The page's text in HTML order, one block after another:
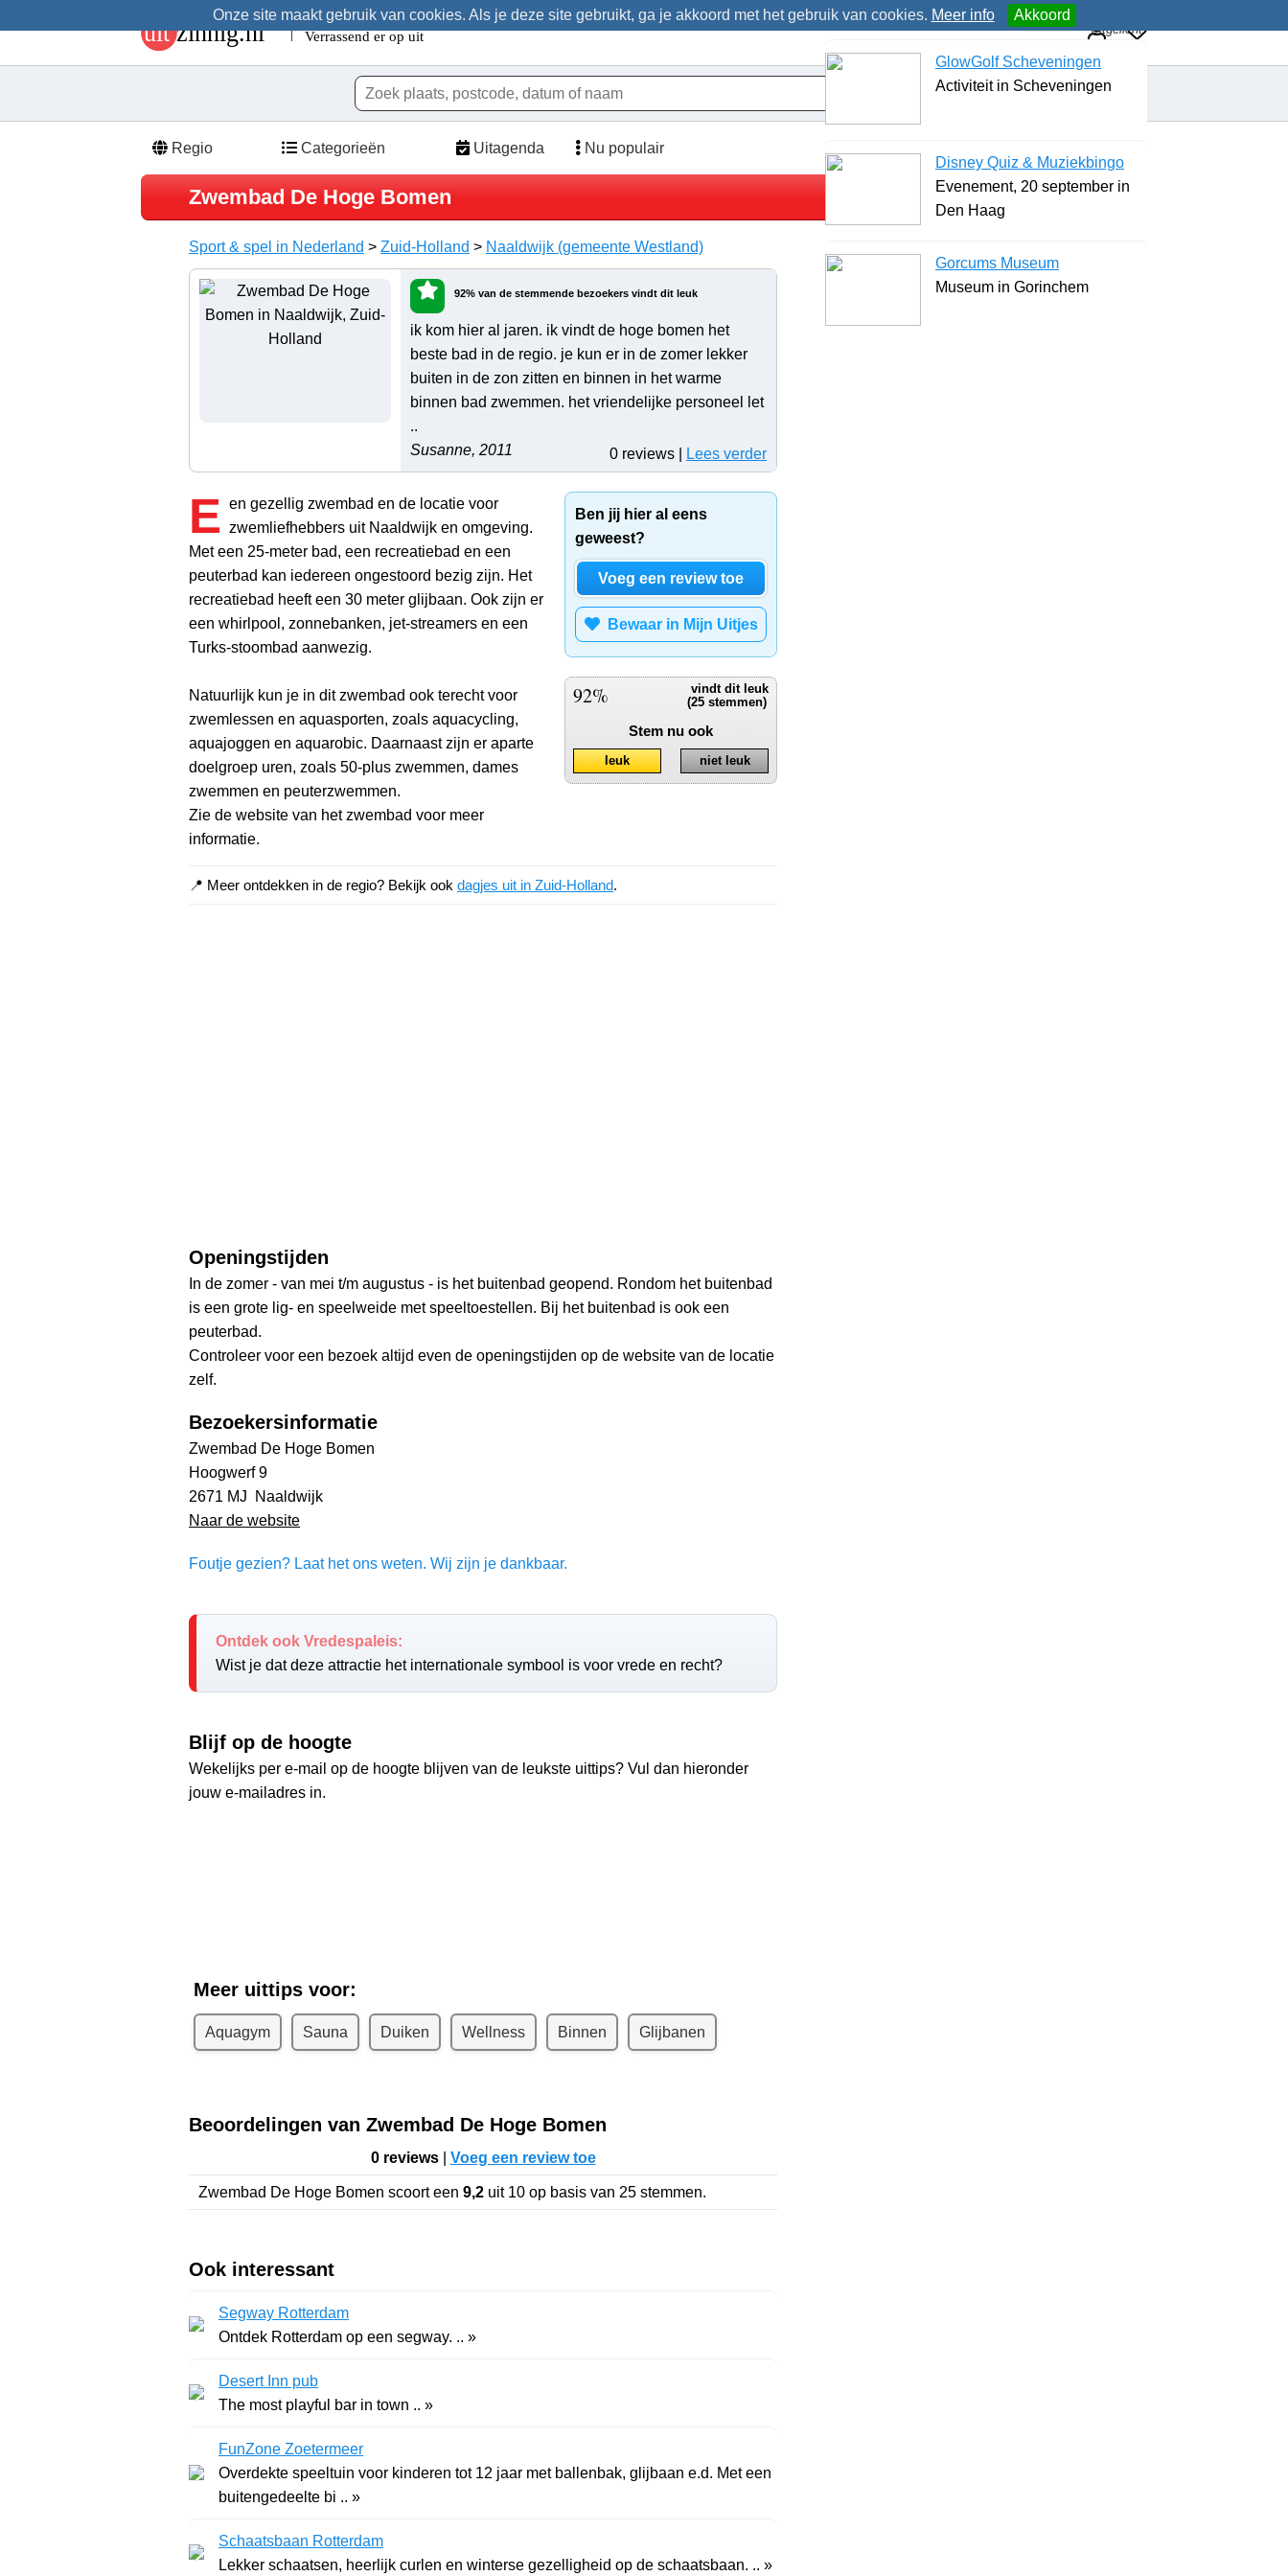
Onze site maakt gebruik van cookies. Als je deze site gebruikt, ga je akkoord met het gebruik van cookies. Meer info Akkoord
Regio Categorieën Uitagenda Nu populair
Zwembad De Hoge Bomen
Sport & spel in Nederland > Zuid-Holland > Naaldwijk (gemeente Westland)
92% van de stemmende bezoekers vindt dit leuk
ik kom hier al jaren. ik vindt de hoge bomen het
beste bad in de regio. je kun er in de zomer lekker
buiten in de zon zitten en binnen in het warme
binnen bad zwemmen. het vriendelijke personeel let
..
Susanne, 2011
0 reviews | Lees verder
Ben jij hier al eens
geweest?
Voeg een review toe
Bewaar in Mijn Uitjes
vindt dit leuk
(25 stemmen)
92%
Stem nu ook
leuk niet leuk
E en gezellig zwembad en de locatie voor
zwemliefhebbers uit Naaldwijk en omgeving.
Met een 25-meter bad, een recreatiebad en een
peuterbad kan iedereen ongestoord bezig zijn. Het
recreatiebad heeft een 30 meter glijbaan. Ook zijn er
een whirlpool, zonnebanken, jet-streamers en een
Turks-stoombad aanwezig.
Natuurlijk kun je in dit zwembad ook terecht voor
zwemlessen en aquasporten, zoals aquacycling,
aquajoggen en aquarobic. Daarnaast zijn er aparte
doelgroep uren, zoals 50-plus zwemmen, dames
zwemmen en peuterzwemmen.
Zie de website van het zwembad voor meer
informatie.
📍 Meer ontdekken in de regio? Bekijk ook dagjes uit in Zuid-Holland.
Openingstijden
In de zomer - van mei t/m augustus - is het buitenbad geopend. Rondom het buitenbad
is een grote lig- en speelweide met speeltoestellen. Bij het buitenbad is ook een
peuterbad.
Controleer voor een bezoek altijd even de openingstijden op de website van de locatie
zelf.
Bezoekersinformatie
Zwembad De Hoge Bomen
Hoogwerf 9
2671 MJ Naaldwijk
Naar de website
Foutje gezien? Laat het ons weten. Wij zijn je dankbaar.
Ontdek ook Vredespaleis:
Wist je dat deze attractie het internationale symbool is voor vrede en recht?
Blijf op de hoogte
Wekelijks per e-mail op de hoogte blijven van de leukste uittips? Vul dan hieronder
jouw e-mailadres in.
Meer uittips voor:
Aquagym Sauna Duiken Wellness Binnen Glijbanen
Beoordelingen van Zwembad De Hoge Bomen
0 reviews| Voeg een review toe
Zwembad De Hoge Bomen scoort een 9,2 uit 10 op basis van 25 stemmen.
Ook interessant
Segway Rotterdam
Ontdek Rotterdam op een segway. .. »
Desert Inn pub
The most playful bar in town .. »
FunZone Zoetermeer
Overdekte speeltuin voor kinderen tot 12 jaar met ballenbak, glijbaan e.d. Met een
buitengedeelte bi .. »
Schaatsbaan Rotterdam
Lekker schaatsen, heerlijk curlen en winterse gezelligheid op de schaatsbaan. .. »
Uitgelicht
GlowGolf Scheveningen
Activiteit in Scheveningen
Disney Quiz & Muziekbingo
Evenement, 20 september in
Den Haag
Gorcums Museum
Museum in Gorinchem